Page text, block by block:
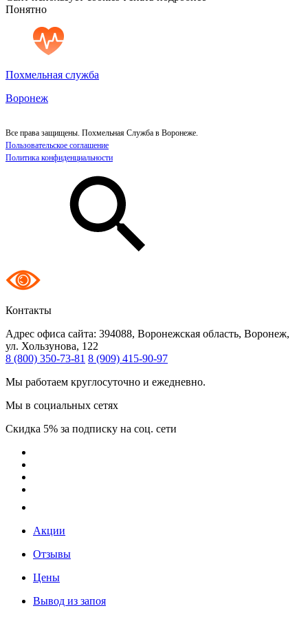
Понятно
Похмельная служба
Воронеж
Все права защищены. Похмельная Служба в Воронеже.
Пользовательское соглашение
Политика конфиденциальности
Контакты
Адрес офиса сайта: 394088, Воронежская область, Воронеж,
ул. Хользунова, 122
8 (800) 350-73-81 8 (909) 415-90-97
Мы работаем круглосуточно и ежедневно.
Мы в социальных сетях
Скидка 5% за подписку на соц. сети
Акции
Отзывы
Цены
Вывод из запоя